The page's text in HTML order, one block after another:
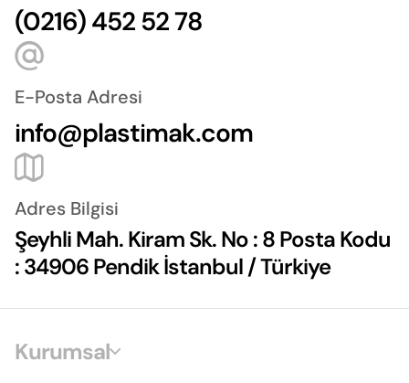
(0216) 452 52 78
E-Posta Adresi
info@plastimak.com
Adres Bilgisi
Şeyhli Mah. Kiram Sk. No : 8 Posta Kodu
: 34906 Pendik İstanbul / Türkiye
Kurumsal